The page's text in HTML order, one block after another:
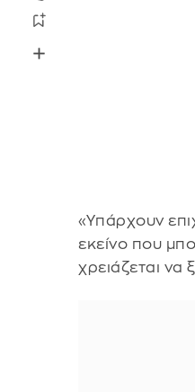
«Υπάρχουν
εκείνο που
χρειάζεται να